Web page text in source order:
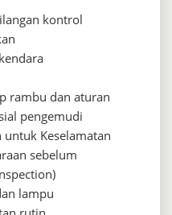
kontrol
rambu dan aturan
pengemudi
untuk Keselamatan
sebelum
lampu